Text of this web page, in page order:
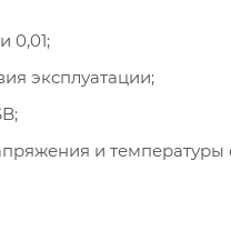
0,01;
эксплуатации;
и